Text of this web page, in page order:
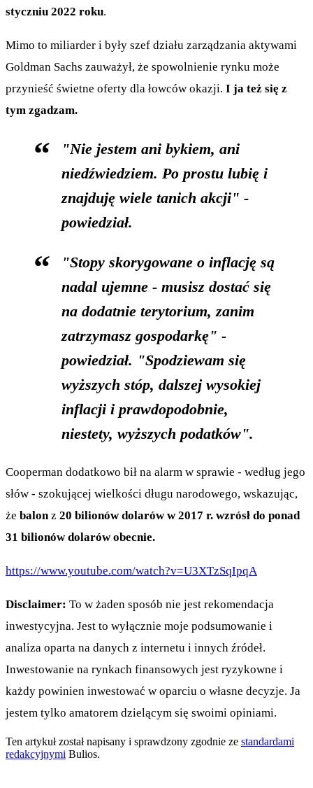
styczniu 2022 roku.
Mimo to miliarder i były szef działu zarządzania aktywami
Goldman Sachs zauważył, że spowolnienie rynku może
przynieść świetne oferty dla łowców okazji. I ja też się z
tym zgadzam.
"Nie jestem ani bykiem, ani
niedźwiedziem. Po prostu lubię i
znajduję wiele tanich akcji" -
powiedział.
"Stopy skorygowane o inflację są
nadal ujemne - musisz dostać się
na dodatnie terytorium, zanim
zatrzymasz gospodarkę" -
powiedział. "Spodziewam się
wyższych stóp, dalszej wysokiej
inflacji i prawdopodobnie,
niestety, wyższych podatków".
Cooperman dodatkowo bił na alarm w sprawie - według jego
słów - szokującej wielkości długu narodowego, wskazując,
że balon z 20 bilionów dolarów w 2017 r. wzrósł do ponad
31 bilionów dolarów obecnie.
https://www.youtube.com/watch?v=U3XTzSqIpqA
Disclaimer: To w żaden sposób nie jest rekomendacja
inwestycyjna. Jest to wyłącznie moje podsumowanie i
analiza oparta na danych z internetu i innych źródeł.
Inwestowanie na rynkach finansowych jest ryzykowne i
każdy powinien inwestować w oparciu o własne decyzje. Ja
jestem tylko amatorem dzielącym się swoimi opiniami.
Ten artykuł został napisany i sprawdzony zgodnie ze standardami
redakcyjnymi Bulios.